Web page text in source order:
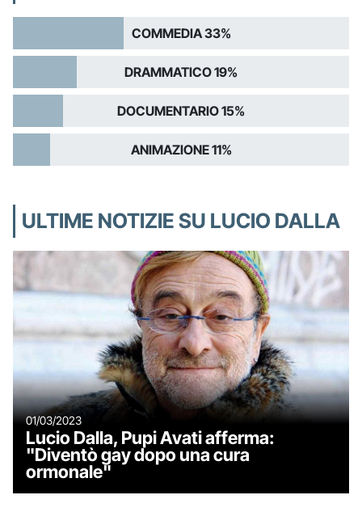
COMMEDIA 33%
DRAMMATICO 19%
DOCUMENTARIO 15%
ANIMAZIONE 11%
ULTIME NOTIZIE SU LUCIO DALLA
01/03/2023
Lucio Dalla, Pupi Avati afferma:
"Diventò gay dopo una cura
ormonale"